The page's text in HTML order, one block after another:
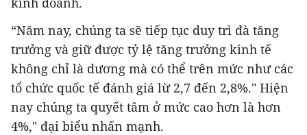
“Năm nay, chúng ta sẽ tiếp tục duy trì đà tăng
trưởng và giữ được tỷ lệ tăng trưởng kinh tế
không chỉ là dương mà có thể trên mức như các
tổ chức quốc tế đánh giá lừ 2,7 đến 2,8%." Hiện
nay chúng ta quyết tâm ở mức cao hơn là hơn
4%," đại biểu nhấn mạnh.